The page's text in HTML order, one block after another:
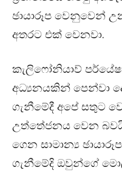
ඡායාරූප වෙනුවෙන්
අතරට එක් වෙනවා.
කැලිෆෝනියාව්
අධ්‍යනයකින් පෙන්වා
ගැනීමේදී අපේ සතුට
උත්තේජනය වෙන
ගෙන සාමාන්‍ය
ගැනීමේදි ඔවුන්ගේ